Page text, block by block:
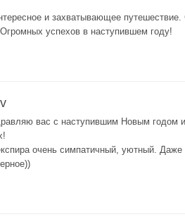
и захватывающее
успехов в наступившем году!
вас с наступившим Новым
очень симпатичный, уютный.